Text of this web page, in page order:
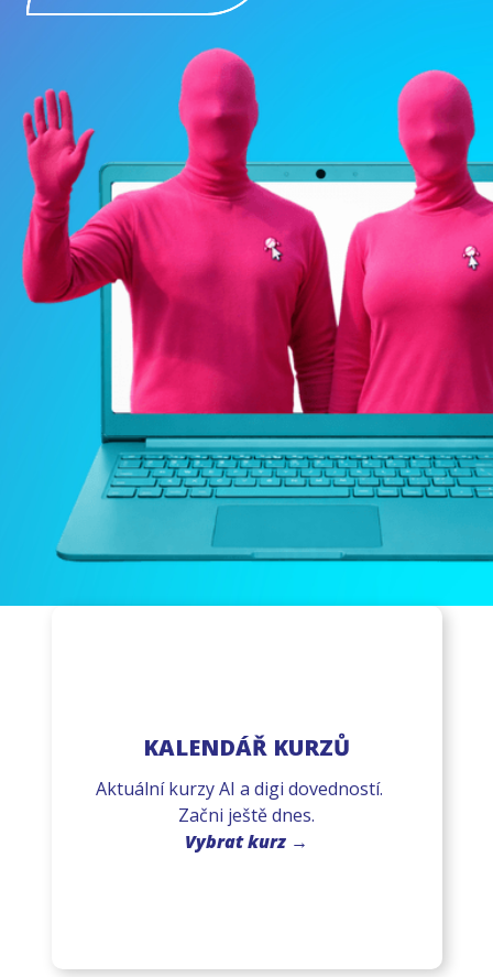
KALENDÁŘ KURZŮ
Aktuální kurzy AI a digi dovedností.
Začni ještě dnes.
Vybrat kurz →